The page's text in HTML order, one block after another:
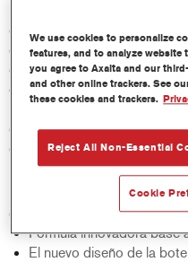
un excelente rendimiento de
cubrición, fácil difuminado y
que todas las reparaciones
ofrece acceso a una base de
de más de 100 000 fórmulas
perlados. Y sus innovadoras
dosis más precisas y
el nuevo estándar para el
bicapa al agua.
Características del
Fórmula innovadora base
El nuevo diseño de la
We use cookies to personalize
features, and to analyze
you agree to Axalta and our
and other online trackers. See
these cookies and trackers.
Reject All Non-Essential
Cookie